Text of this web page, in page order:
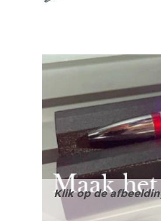
Klik op de